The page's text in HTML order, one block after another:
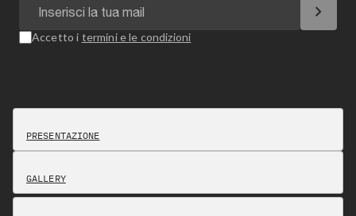
chevron_right
Accetto i termini e le condizioni
PRESENTAZIONE
GALLERY